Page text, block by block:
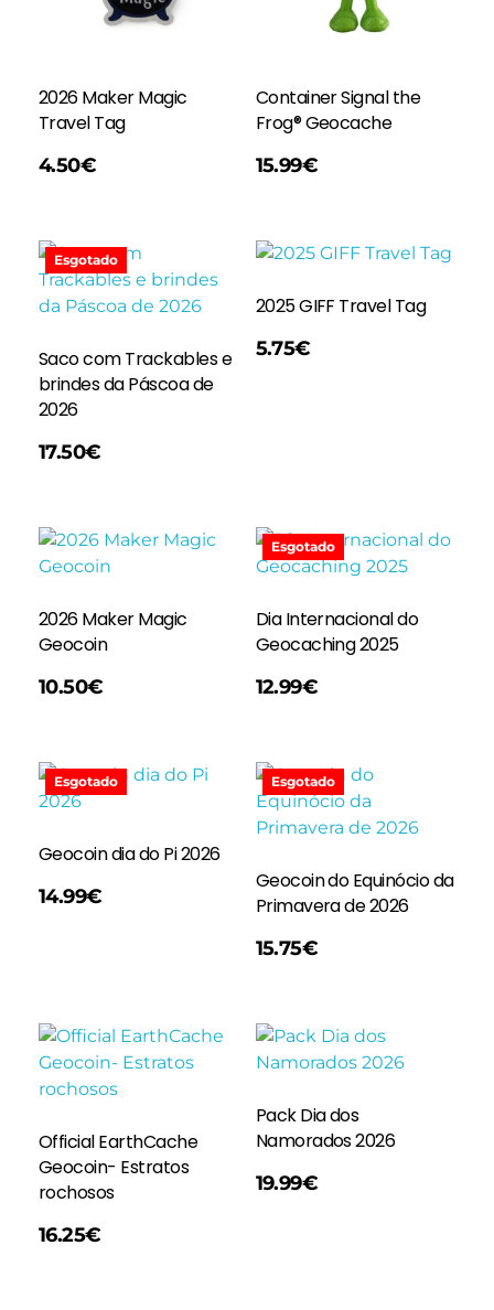
2026 Maker Magic
Travel Tag
4.50€
Container Signal the
Frog® Geocache
15.99€
Esgotado
Saco com Trackables e
brindes da Páscoa de
2026
17.50€
2025 GIFF Travel Tag
5.75€
2026 Maker Magic
Geocoin
10.50€
Esgotado
Dia Internacional do
Geocaching 2025
12.99€
Esgotado
Geocoin dia do Pi 2026
14.99€
Esgotado
Geocoin do Equinócio da
Primavera de 2026
15.75€
Official EarthCache
Geocoin- Estratos
rochosos
16.25€
Pack Dia dos
Namorados 2026
19.99€
Adicionar